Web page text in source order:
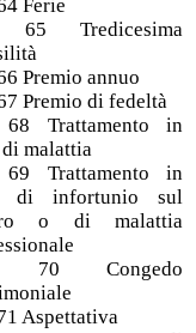
Ferie
65 Tredicesima
Premio annuo
Premio di fedeltà
Trattamento in
di malattia
Trattamento in
di infortunio sul
o di malattia
70 Congedo
Aspettativa